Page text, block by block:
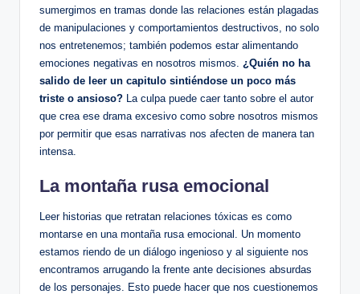
sumergimos en tramas donde las relaciones están ‍plagadas
de manipulaciones y comportamientos destructivos, no solo
nos entretenemos; también podemos estar alimentando
emociones negativas en nosotros ‌mismos. ¿Quién no ha
salido de leer un capitulo sintiéndose un poco más
triste o​ ansioso? La culpa​ puede caer tanto sobre el autor⁢
que crea ese drama excesivo‌ como⁢ sobre nosotros mismos
por permitir‌ que esas narrativas nos afecten de manera tan​
intensa.
La montaña⁢ rusa emocional
Leer historias que retratan ‌relaciones tóxicas ⁢es como
montarse⁤ en una montaña rusa⁣ emocional. Un momento
estamos riendo de un⁢ diálogo ‍ingenioso ⁤y al siguiente nos
encontramos arrugando la frente ante decisiones absurdas
de los personajes. Esto puede hacer que nos cuestionemos